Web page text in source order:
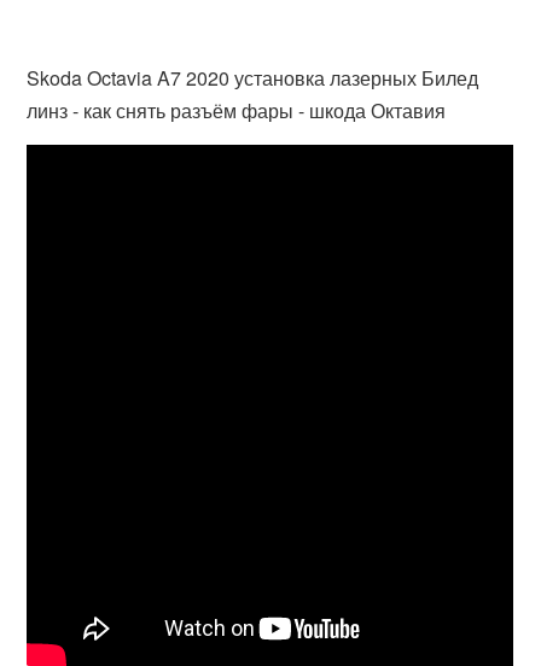
Skoda Octavia A7 2020 установка лазерных Билед
линз - как снять разъём фары - шкода Октавия